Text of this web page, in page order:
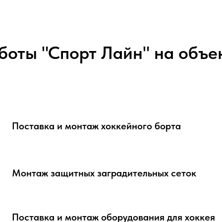
"Спорт Лайн" на
Поставка и монтаж хоккейного борта
Монтаж защитных заградительных сеток
Поставка и монтаж оборудования для хоккея